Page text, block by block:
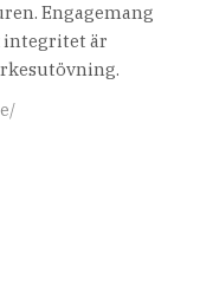
Engagemang
är